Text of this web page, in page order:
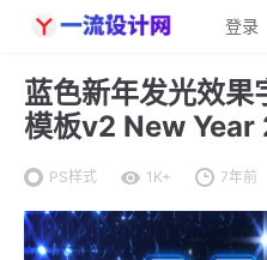
登录
蓝色新年发光效果
模板v2 New
PS样式 1K+ 7年前